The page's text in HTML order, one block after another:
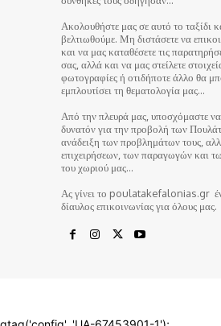
Ακολουθήστε μας σε αυτό το ταξίδι
βελτιωθούμε. Μη διστάσετε να
και να μας καταθέσετε τις
σας, αλλά και να μας στείλετε
φωτογραφίες ή οτιδήποτε άλλο θα
εμπλουτίσει τη θεματολογία μας…
Από την πλευρά μας, υποσχόμαστε να
δυνατόν για την προβολή των
ανάδειξη των προβλημάτων τους,
επιχειρήσεων, των παραγωγών και
του χωριού μας…
Ας γίνει το poulatakefalonias.gr
δίαυλος επικοινωνίας για όλους μας.